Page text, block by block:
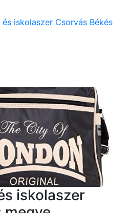
iskolaszer Csorvás Békés
iskolaszer